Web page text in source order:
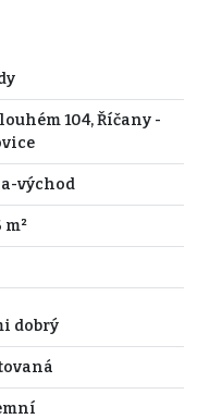
104, Říčany -
východ
m²
dobrý